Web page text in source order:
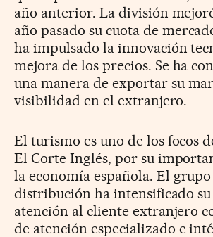
año anterior. La división
año pasado su cuota de
ha impulsado la innovación
mejora de los precios. Se ha
una manera de exportar su
visibilidad en el extranjero.
El turismo es uno de los focos
El Corte Inglés, por su
la economía española. El
distribución ha intensificado
atención al cliente extranjero
de atención especializado e